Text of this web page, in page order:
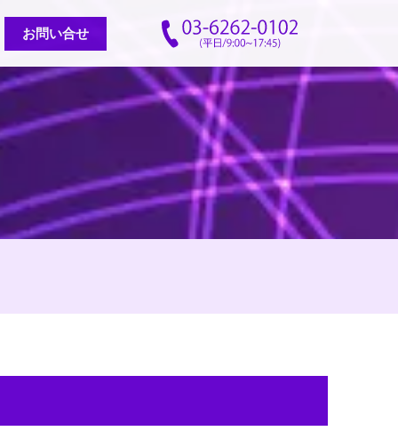
お問い合せ